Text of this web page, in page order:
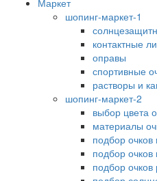
Маркет
шопинг-маркет-1
контактные
оправы
спортивные
растворы и
шопинг-маркет-2
выбор цвета
материалы
подбор
подбор
подбор очков